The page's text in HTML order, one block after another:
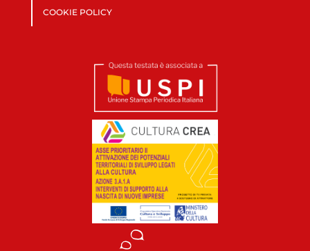
COOKIE POLICY